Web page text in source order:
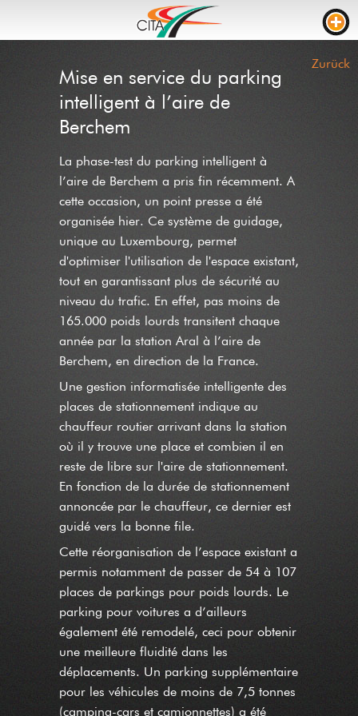
WEBCAMS
FAHRZEIT
LKW PARKPLÄTZE
RTL
BAUSTELLEN
EREIGNISSE
KONTAKT
NEWS
Zurück
Mise en service du parking
intelligent à l’aire de
Berchem
La phase-test du parking intelligent à
l’aire de Berchem a pris fin récemment. A
cette occasion, un point presse a été
organisée hier. Ce système de guidage,
unique au Luxembourg, permet
d'optimiser l'utilisation de l'espace existant,
tout en garantissant plus de sécurité au
niveau du trafic. En effet, pas moins de
165.000 poids lourds transitent chaque
année par la station Aral à l’aire de
Berchem, en direction de la France.
Une gestion informatisée intelligente des
places de stationnement indique au
chauffeur routier arrivant dans la station
où il y trouve une place et combien il en
reste de libre sur l'aire de stationnement.
En fonction de la durée de stationnement
annoncée par le chauffeur, ce dernier est
guidé vers la bonne file.
Cette réorganisation de l’espace existant a
permis notamment de passer de 54 à 107
places de parkings pour poids lourds. Le
parking pour voitures a d’ailleurs
également été remodelé, ceci pour obtenir
une meilleure fluidité dans les
déplacements. Un parking supplémentaire
pour les véhicules de moins de 7,5 tonnes
(camping-cars et camionnettes) a été